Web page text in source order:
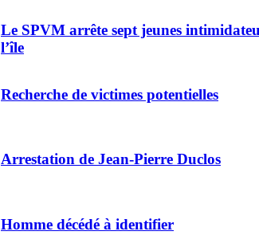
Le SPVM arrête sept jeunes
l’île
Recherche de victimes potentielles
Arrestation de Jean-Pierre Duclos
Homme décédé à identifier